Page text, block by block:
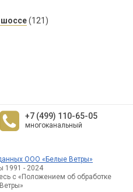
шоссе(121)
+7 (499) 110-65-05
многоканальный
ООО «Белые Ветры»
1991 - 2024
с «Положением об обработке